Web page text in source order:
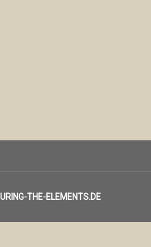
THE-ELEMENTS.DE